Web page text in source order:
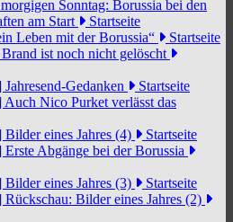
Sonntag: Borussia bei den
am Start
Startseite
Leben mit der Borussia“
Startseite
ist noch nicht gelöscht
Jahresend-Gedanken
Startseite
Auch Nico Purket verlässt das
Bilder eines Jahres (4)
Startseite
Erste Abgänge bei der Borussia
Bilder eines Jahres (3)
Startseite
Rückschau: Bilder eines Jahres (2)